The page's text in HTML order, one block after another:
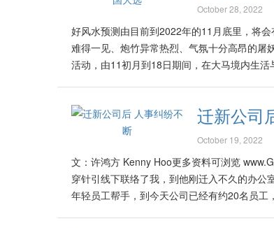
今年里（即2022
花”。 正东、南
窗户外，尤其是
牛花等植物，
马、狗、猴、鼠
划，也在明年里
的“红鸾”方位。
画像并24小时开
香水、浪漫的画
如说增添艳丽高
色加一些青绿色
月初展开的 “辛
攘、但又带有无
到2022年的12月
卯水兔年的立春
年”(Changover
难以适应的新方
无法与时并进、
明朗因素。特别
范未然。 9月份
入复苏期，百业
来的路会继续崎
October 28, 2022
好风水预测由目前到2022年的11月底里，将
难得一见、炮竹异常热烈、气氛十分高昂的
活动，由11初月到18日期间，在大马境内生
也开始旺盛，加上遇上选举前的各种造势活动
部分人多采取观望态度。然而好风水预测由
象。 Source: https://vip.sinchew.com.my/
迁新公司
October 19, 2022
文：许鸿方 Kenny Hoo更多资料可浏览
穿针引线下联络了我，到他刚迁入不久的办
年轻员工帮手，到今天公司已经有约20名员